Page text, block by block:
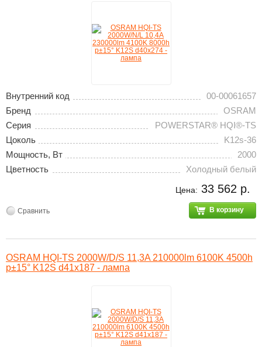
Внутренний код
00-00061657
Бренд
OSRAM
Серия
POWERSTAR® HQI®-TS
Цоколь
K12s-36
Мощность, Вт
2000
Цветность
Холодный белый
Цена: 33 562 р.
В корзину
Сравнить
OSRAM HQI-TS 2000W/D/S 11,3A 210000lm 6100K 4500h
p±15° K12S d41x187 - лампа